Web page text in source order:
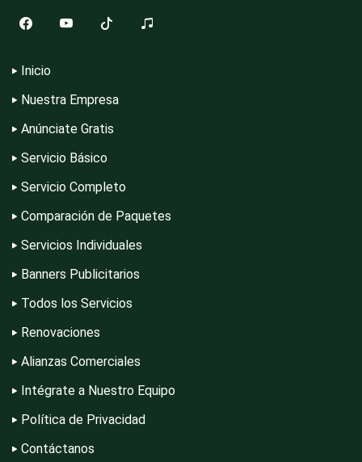
Conferencias Empresariales
Conversiones Automotrices
Copiadoras
Inicio
Nuestra Empresa
Anúnciate Gratis
Servicio Básico
Servicio Completo
Comparación de Paquetes
Servicios Individuales
Banners Publicitarios
Todos los Servicios
Renovaciones
Alianzas Comerciales
Intégrate a Nuestro Equipo
Política de Privacidad
Contáctanos